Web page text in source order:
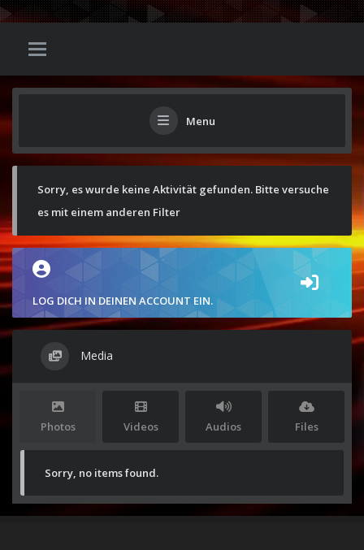
Menu
Sorry, es wurde keine Aktivität gefunden. Bitte versuche
es mit einem anderen Filter
LOG DICH IN DEINEN ACCOUNT EIN.
Media
Photos Videos Audios Files
Sorry, no items found.